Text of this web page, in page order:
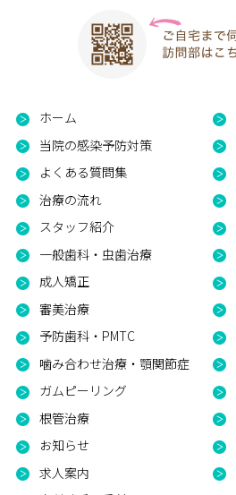
ホーム
当院の感染予防対策
よくある質問集
治療の流れ
スタッフ紹介
一般歯科・虫歯治療
成人矯正
審美治療
予防歯科・PMTC
噛み合わせ治療・顎関節症
ガムピーリング
根管治療
お知らせ
求人案内